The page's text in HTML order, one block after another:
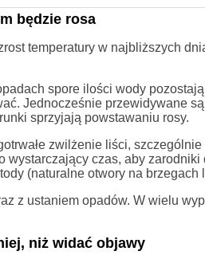
będzie rosa
temperatury w najbliższych
spore ilości wody
Jednocześnie przewidywane
sprzyjają powstawaniu rosy.
zwilżenie liści,
wystarczający czas, aby
(naturalne otwory na brzegach
z ustaniem opadów. W wielu
niż widać objawy